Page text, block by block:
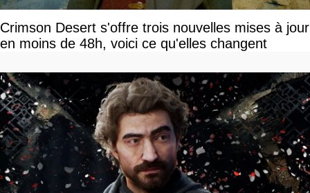
Crimson Desert s'offre trois nouvelles mises à jour
en moins de 48h, voici ce qu'elles changent